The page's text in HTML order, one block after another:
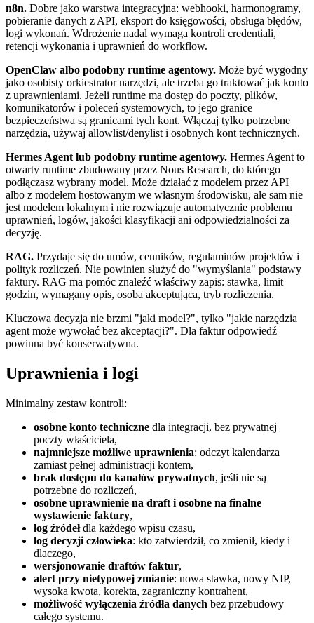
n8n. Dobre jako warstwa integracyjna: webhooki, harmonogramy,
pobieranie danych z API, eksport do księgowości, obsługa błędów,
logi wykonań. Wdrożenie nadal wymaga kontroli credentiali,
retencji wykonania i uprawnień do workflow.
OpenClaw albo podobny runtime agentowy. Może być wygodny
jako osobisty orkiestrator narzędzi, ale trzeba go traktować jak konto
z uprawnieniami. Jeżeli runtime ma dostęp do poczty, plików,
komunikatorów i poleceń systemowych, to jego granice
bezpieczeństwa są granicami tych kont. Włączaj tylko potrzebne
narzędzia, używaj allowlist/denylist i osobnych kont technicznych.
Hermes Agent lub podobny runtime agentowy. Hermes Agent to
otwarty runtime zbudowany przez Nous Research, do którego
podłączasz wybrany model. Może działać z modelem przez API
albo z modelem hostowanym we własnym środowisku, ale sam nie
jest modelem lokalnym i nie rozwiązuje automatycznie problemu
uprawnień, logów, jakości klasyfikacji ani odpowiedzialności za
decyzję.
RAG. Przydaje się do umów, cenników, regulaminów projektów i
polityk rozliczeń. Nie powinien służyć do "wymyślania" podstawy
faktury. RAG ma pomóc znaleźć właściwy zapis: stawka, limit
godzin, wymagany opis, osoba akceptująca, tryb rozliczenia.
Kluczowa decyzja nie brzmi "jaki model?", tylko "jakie narzędzia
agent może wywołać bez akceptacji?". Dla faktur odpowiedź
powinna być konserwatywna.
Uprawnienia i logi
Minimalny zestaw kontroli:
osobne konto techniczne dla integracji, bez prywatnej
poczty właściciela,
najmniejsze możliwe uprawnienia: odczyt kalendarza
zamiast pełnej administracji kontem,
brak dostępu do kanałów prywatnych, jeśli nie są
potrzebne do rozliczeń,
osobne uprawnienie na draft i osobne na finalne
wystawienie faktury,
log źródełdla każdego wpisu czasu,
log decyzji człowieka: kto zatwierdził, co zmienił, kiedy i
dlaczego,
wersjonowanie draftów faktur,
alert przy nietypowej zmianie: nowa stawka, nowy NIP,
wysoka kwota, korekta, zagraniczny kontrahent,
możliwość wyłączenia źródła danych bez przebudowy
całego systemu.